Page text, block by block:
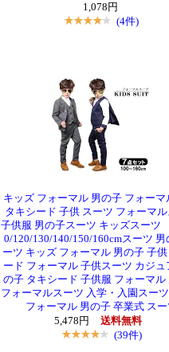
1,078円
(4件)
キッズ フォーマル 男の子 フォーマ
タキシード 子供 スーツ フォーマ
子供服 男の子スーツ キッズスーツ
0/120/130/140/150/160cmスーツ 男
ーツ キッズ フォーマル 男の子 子
ード フォーマル 子供スーツ カジュ
の子 タキシード 子供服 フォーマル
フォーマルスーツ 入学・入園スー
フォーマル 男の子 卒業式 スー
5,478円
送料無料
(39件)